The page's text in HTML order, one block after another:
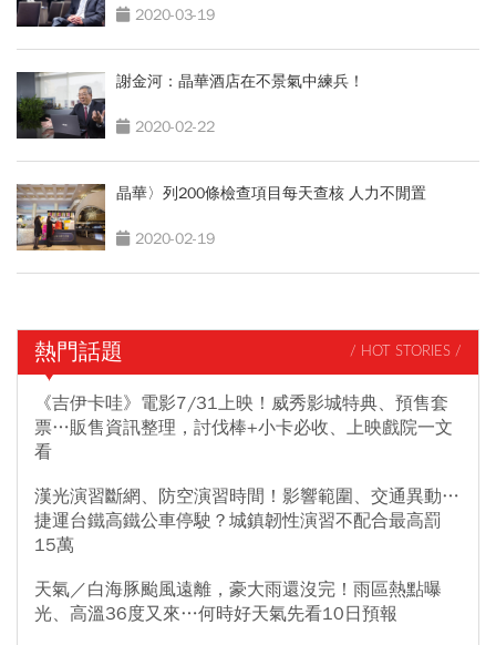
2020-03-19
謝金河：晶華酒店在不景氣中練兵！
2020-02-22
晶華〉列200條檢查項目每天查核 人力不閒置
2020-02-19
熱門話題 / HOT STORIES /
《吉伊卡哇》電影7/31上映！威秀影城特典、預售套
票…販售資訊整理，討伐棒+小卡必收、上映戲院一文
看
漢光演習斷網、防空演習時間！影響範圍、交通異動…
捷運台鐵高鐵公車停駛？城鎮韌性演習不配合最高罰
15萬
天氣／白海豚颱風遠離，豪大雨還沒完！雨區熱點曝
光、高溫36度又來…何時好天氣先看10日預報